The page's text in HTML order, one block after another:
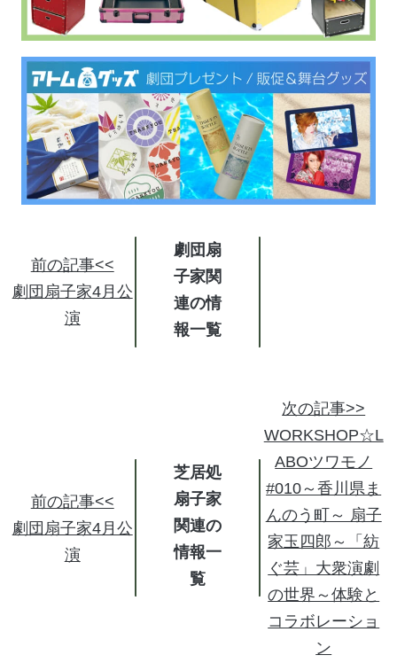
前の記事<<
劇団扇子家4月公
演
劇団扇
子家関
連の情
報
前の記事<<
劇団扇子家4月公
演
芝居処
扇子家
関連の
情報
次の記事>>
WORKSHOP☆L
ABOツワモノ
#010～香川県ま
んのう町～ 扇子
家玉四郎～「紡
ぐ芸」大衆演劇
の世界～体験と
コラボレーショ
ン